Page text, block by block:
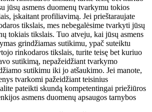
jūsų asmens duomenų tvarkymu tokios
įskaitant profiliavimą. Jei prieštaraujate
tikslais, mes nebegalėsime tvarkyti jūsų
tokiais tikslais. Tuo atveju, kai jūsų asmens
grindžiamas sutikimu, ypač suteiktu
rinkodaros tikslais, turite teisę bet kuriuo
sutikimą, nepažeidžiant tvarkymo
sutikimu iki jo atšaukimo. Jei manote,
tvarkomi pažeidžiant teisinius
pateikti skundą kompetentingai priežiūros
asmens duomenų apsaugos tarnybos